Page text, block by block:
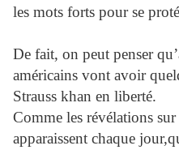
les mots forts pour se
De fait, on peut penser
américains vont avoir
Strauss khan en liberté.
Comme les révélations
apparaissent chaque